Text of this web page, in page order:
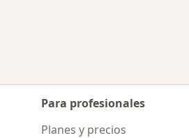
Para profesionales
Planes y precios